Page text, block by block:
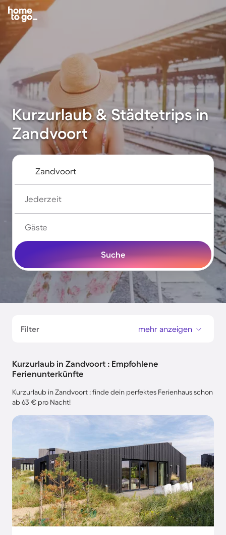
Kurzurlaub & Städtetrips in
Zandvoort
Jederzeit
Gäste
Suche
Filter mehr anzeigen
Kurzurlaub in Zandvoort : Empfohlene
Ferienunterkünfte
Kurzurlaub in Zandvoort : finde dein perfektes Ferienhaus schon
ab 63 € pro Nacht!